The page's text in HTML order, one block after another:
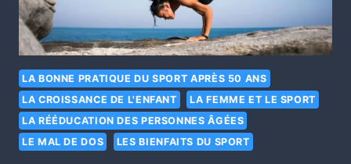
LA BONNE PRATIQUE DU SPORT APRÈS 50 ANS
LA CROISSANCE DE L'ENFANT
LA FEMME ET LE SPORT
LA RÉÉDUCATION DES PERSONNES ÂGÉES
LE MAL DE DOS
LES BIENFAITS DU SPORT